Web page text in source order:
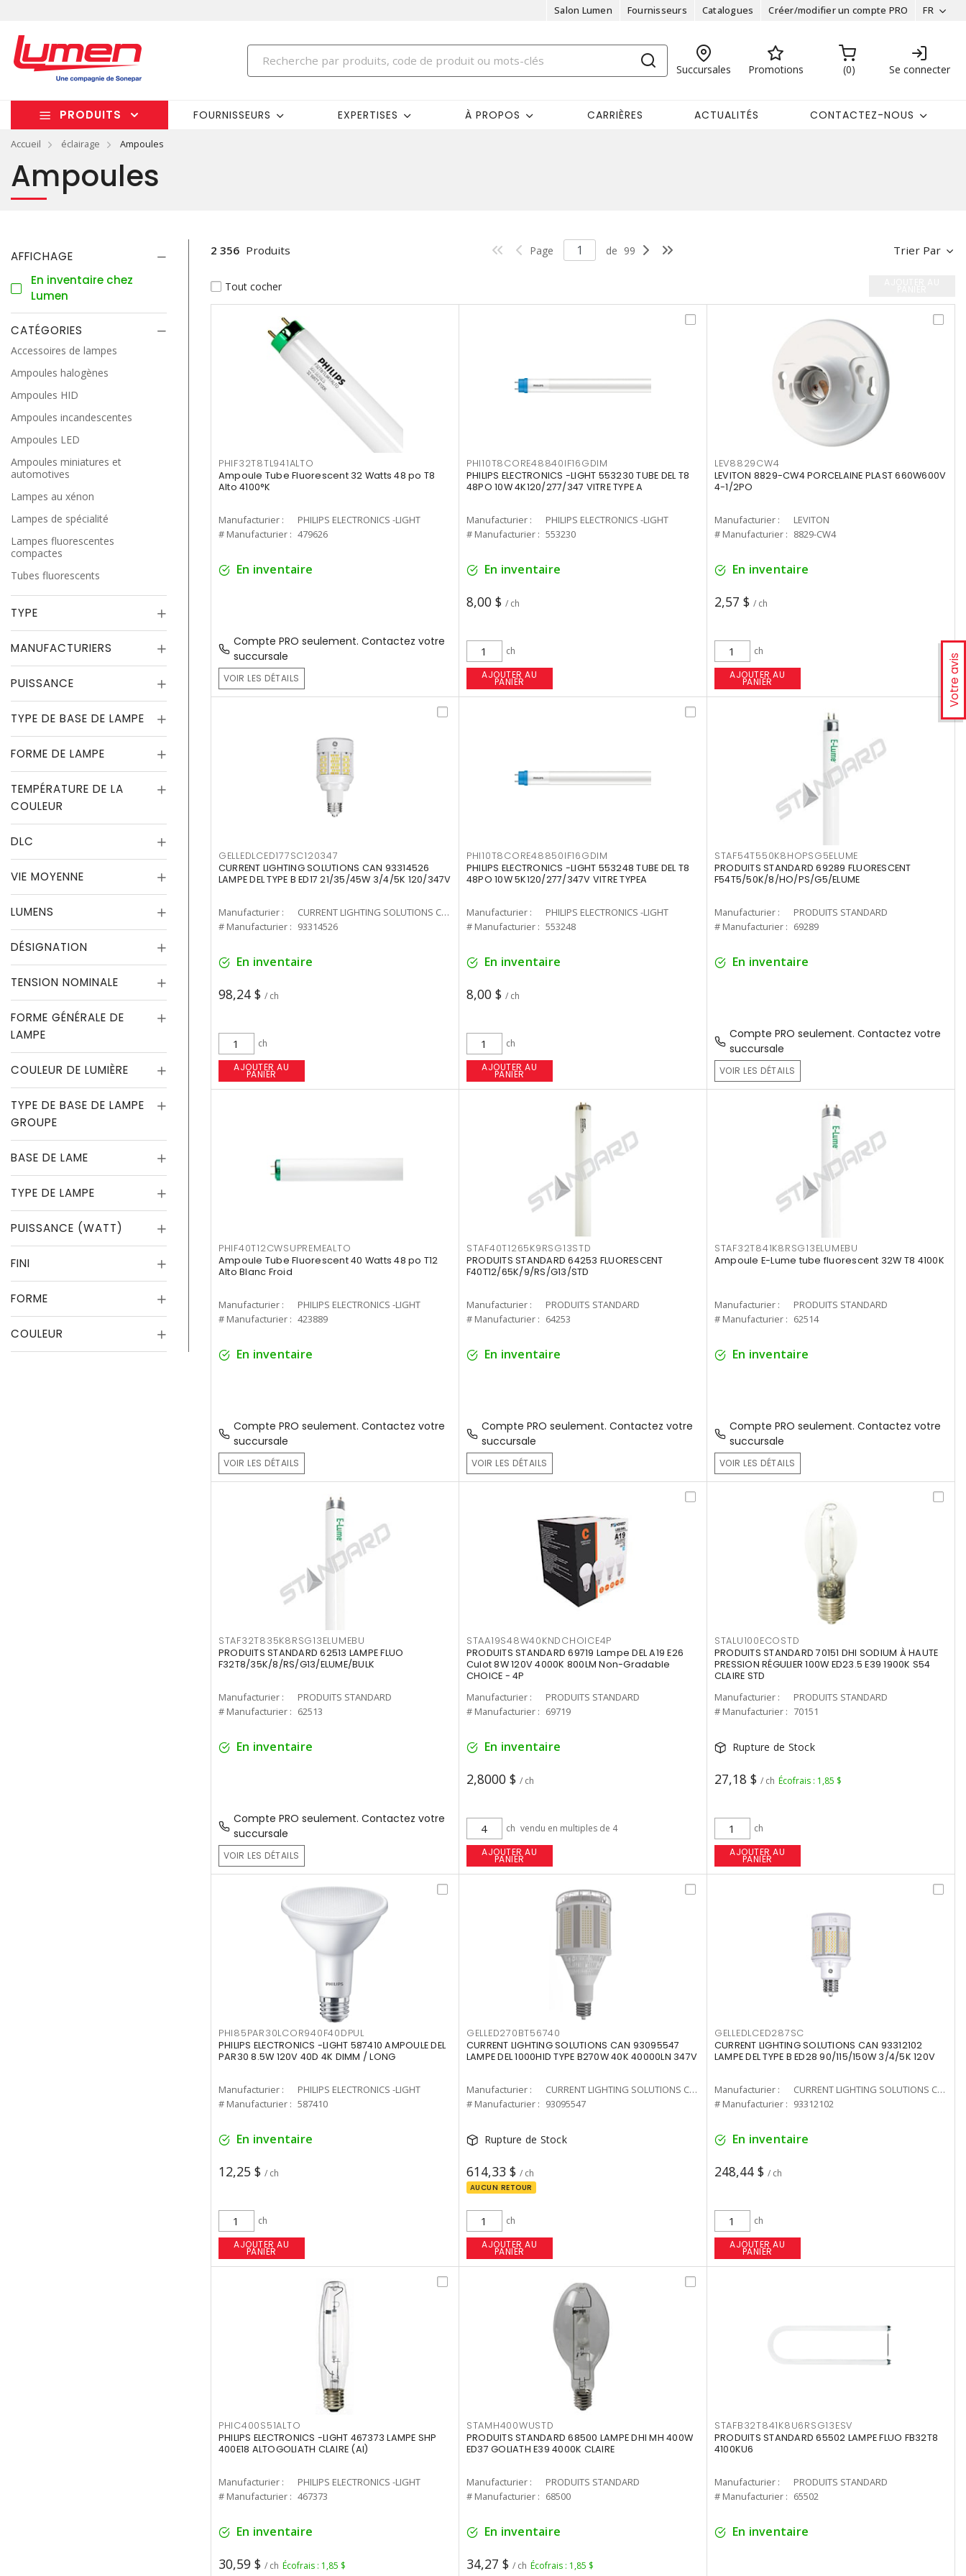
Salon Lumen Fournisseurs Catalogues Créer/modifier un compte PRO FR
Succursales Promotions 0 Se connecter
PRODUITS FOURNISSEURS EXPERTISES À PROPOS CARRIÈRES ACTUALITÉS CONTACTEZ-NOUS
Accueil éclairage Ampoules
Votre avis
Ampoules
AFFICHAGE
En inventaire chez
Lumen
CATÉGORIES
Accessoires de lampes
Ampoules halogènes
Ampoules HID
Ampoules incandescentes
Ampoules LED
Ampoules miniatures et
automotives
Lampes au xénon
Lampes de spécialité
Lampes fluorescentes
compactes
Tubes fluorescents
TYPE
MANUFACTURIERS
PUISSANCE
TYPE DE BASE DE LAMPE
FORME DE LAMPE
TEMPÉRATURE DE LA
COULEUR
DLC
VIE MOYENNE
LUMENS
DÉSIGNATION
TENSION NOMINALE
FORME GÉNÉRALE DE
LAMPE
COULEUR DE LUMIÈRE
TYPE DE BASE DE LAMPE
GROUPE
BASE DE LAME
TYPE DE LAMPE
PUISSANCE (WATT)
FINI
FORME
COULEUR
Trier Par
2 356 Produits Page de 99
Tout cocher
PHIF32T8TL941ALTO
Ampoule Tube Fluorescent 32 Watts 48 po T8
Alto 4100°K
Manufacturier :
PHILIPS ELECTRONICS -LIGHT
# Manufacturier : 479626
En inventaire
Compte PRO seulement. Contactez votre
succursale
VOIR LES DÉTAILS
PHI10T8CORE48840IF16GDIM
PHILIPS ELECTRONICS -LIGHT 553230 TUBE DEL T8
48PO 10W 4K120/277/347 VITRE TYPE A
Manufacturier :
PHILIPS ELECTRONICS -LIGHT
# Manufacturier : 553230
En inventaire
8,00 $ / ch
ch
AJOUTER AU
PANIER
LEV8829CW4
LEVITON 8829-CW4 PORCELAINE PLAST 660W600V
4-1/2PO
Manufacturier :
LEVITON
# Manufacturier : 8829-CW4
En inventaire
2,57 $ / ch
ch
AJOUTER AU
PANIER
GELLEDLCED177SC120347
CURRENT LIGHTING SOLUTIONS CAN 93314526
LAMPE DEL TYPE B ED17 21/35/45W 3/4/5K 120/347V
Manufacturier :
CURRENT LIGHTING SOLUTIONS CAN
# Manufacturier : 93314526
En inventaire
98,24 $ / ch
ch
AJOUTER AU
PANIER
PHI10T8CORE48850IF16GDIM
PHILIPS ELECTRONICS -LIGHT 553248 TUBE DEL T8
48PO 10W 5K120/277/347V VITRE TYPEA
Manufacturier :
PHILIPS ELECTRONICS -LIGHT
# Manufacturier : 553248
En inventaire
8,00 $ / ch
ch
AJOUTER AU
PANIER
STAF54T550K8HOPSG5ELUME
PRODUITS STANDARD 69289 FLUORESCENT
F54T5/50K/8/HO/PS/G5/ELUME
Manufacturier :
PRODUITS STANDARD
# Manufacturier : 69289
En inventaire
Compte PRO seulement. Contactez votre
succursale
VOIR LES DÉTAILS
PHIF40T12CWSUPREMEALTO
Ampoule Tube Fluorescent 40 Watts 48 po T12
Alto Blanc Froid
Manufacturier :
PHILIPS ELECTRONICS -LIGHT
# Manufacturier : 423889
En inventaire
Compte PRO seulement. Contactez votre
succursale
VOIR LES DÉTAILS
STAF40T1265K9RSG13STD
PRODUITS STANDARD 64253 FLUORESCENT
F40T12/65K/9/RS/G13/STD
Manufacturier :
PRODUITS STANDARD
# Manufacturier : 64253
En inventaire
Compte PRO seulement. Contactez votre
succursale
VOIR LES DÉTAILS
STAF32T841K8RSG13ELUMEBU
Ampoule E-Lume tube fluorescent 32W T8 4100K
Manufacturier :
PRODUITS STANDARD
# Manufacturier : 62514
En inventaire
Compte PRO seulement. Contactez votre
succursale
VOIR LES DÉTAILS
STAF32T835K8RSG13ELUMEBU
PRODUITS STANDARD 62513 LAMPE FLUO
F32T8/35K/8/RS/G13/ELUME/BULK
Manufacturier :
PRODUITS STANDARD
# Manufacturier : 62513
En inventaire
Compte PRO seulement. Contactez votre
succursale
VOIR LES DÉTAILS
STAA19S48W40KNDCHOICE4P
PRODUITS STANDARD 69719 Lampe DEL A19 E26
Culot 8W 120V 4000K 800LM Non-Gradable
CHOICE - 4P
Manufacturier :
PRODUITS STANDARD
# Manufacturier : 69719
En inventaire
2,8000 $ / ch
ch vendu en multiples de 4
AJOUTER AU
PANIER
STALU100ECOSTD
PRODUITS STANDARD 70151 DHI SODIUM À HAUTE
PRESSION RÉGULIER 100W ED23.5 E39 1900K S54
CLAIRE STD
Manufacturier :
PRODUITS STANDARD
# Manufacturier : 70151
Rupture de Stock
27,18 $ / ch Écofrais : 1,85 $
ch
AJOUTER AU
PANIER
PHI85PAR30LCOR940F40DPUL
PHILIPS ELECTRONICS -LIGHT 587410 AMPOULE DEL
PAR30 8.5W 120V 40D 4K DIMM / LONG
Manufacturier :
PHILIPS ELECTRONICS -LIGHT
# Manufacturier : 587410
En inventaire
12,25 $ / ch
ch
AJOUTER AU
PANIER
GELLED270BT56740
CURRENT LIGHTING SOLUTIONS CAN 93095547
LAMPE DEL 1000HID TYPE B270W 40K 40000LN 347V
Manufacturier :
CURRENT LIGHTING SOLUTIONS CAN
# Manufacturier : 93095547
Rupture de Stock
614,33 $ / ch
AUCUN RETOUR
ch
AJOUTER AU
PANIER
GELLEDLCED287SC
CURRENT LIGHTING SOLUTIONS CAN 93312102
LAMPE DEL TYPE B ED28 90/115/150W 3/4/5K 120V
Manufacturier :
CURRENT LIGHTING SOLUTIONS CAN
# Manufacturier : 93312102
En inventaire
248,44 $ / ch
ch
AJOUTER AU
PANIER
PHIC400S51ALTO
PHILIPS ELECTRONICS -LIGHT 467373 LAMPE SHP
400E18 ALTOGOLIATH CLAIRE (AI)
Manufacturier :
PHILIPS ELECTRONICS -LIGHT
# Manufacturier : 467373
En inventaire
30,59 $ / ch Écofrais : 1,85 $
STAMH400WUSTD
PRODUITS STANDARD 68500 LAMPE DHI MH 400W
ED37 GOLIATH E39 4000K CLAIRE
Manufacturier :
PRODUITS STANDARD
# Manufacturier : 68500
En inventaire
34,27 $ / ch Écofrais : 1,85 $
STAFB32T841K8U6RSG13ESV
PRODUITS STANDARD 65502 LAMPE FLUO FB32T8
4100KU6
Manufacturier :
PRODUITS STANDARD
# Manufacturier : 65502
En inventaire